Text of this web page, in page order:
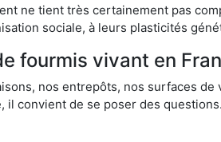
ne tient très certainement pas
sociale, à leurs plasticités
fourmis vivant en
nos entrepôts, nos surfaces
il convient de se poser des